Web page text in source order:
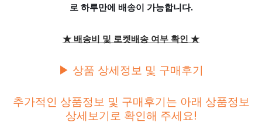
로 하루만에 배송이 가능합니다.
★ 배송비 및 로켓배송 여부 확인 ★
▶ 상품 상세정보 및 구매후기
추가적인 상품정보 및 구매후기는 아래 상품정보
상세보기로 확인해 주세요!